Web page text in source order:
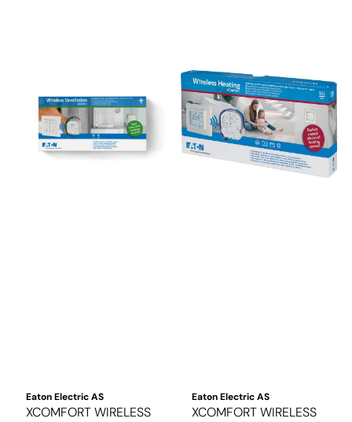
Eaton Electric AS
XCOMFORT WIRELESS
Eaton Electric AS
XCOMFORT WIRELESS